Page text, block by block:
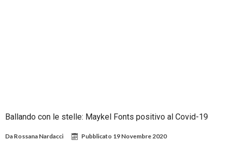
Ballando con le stelle: Maykel Fonts positivo al Covid-19
Da Rossana Nardacci Pubblicato 19 Novembre 2020